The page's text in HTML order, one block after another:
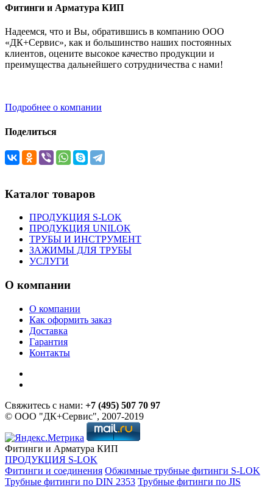
Фитинги и Арматура КИП
Надеемся, что и Вы, обратившись в компанию ООО
«ДК+Сервис», как и большинство наших постоянных
клиентов, оцените высокое качество продукции и
преимущества дальнейшего сотрудничества с нами!
Подробнее о компании
Поделиться
Каталог товаров
ПРОДУКЦИЯ S-LOK
ПРОДУКЦИЯ UNILOK
ТРУБЫ И ИНСТРУМЕНТ
ЗАЖИМЫ ДЛЯ ТРУБЫ
УСЛУГИ
О компании
О компании
Как оформить заказ
Доставка
Гарантия
Контакты
Свяжитесь с нами: +7 (495) 507 70 97
© ООО "ДК+Сервис", 2007-2019
Фитинги и Арматура КИП
ПРОДУКЦИЯ S-LOK
Фитинги и соединения Обжимные трубные фитинги S-LOK
Трубные фитинги по DIN 2353 Трубные фитинги по JIS